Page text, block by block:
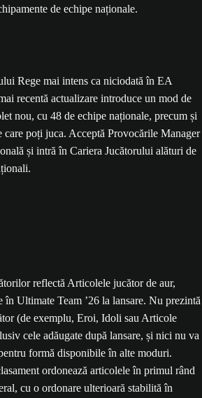
Rege mai intens ca niciodată în EA
recentă actualizare introduce un mod de
nou, cu 48 de echipe naționale, precum și
care poți juca. Acceptă Provocările Manager
și intră în Cariera Jucătorului alături de
reflectă Articolele jucător de aur,
Ultimate Team ’26 la lansare. Nu prezintă
(de exemplu, Eroi, Idoli sau Articole
cele adăugate după lansare, și nici nu va
formă disponibile în alte moduri.
ordonează articolele în primul rând
cu o ordonare ulterioară stabilită în